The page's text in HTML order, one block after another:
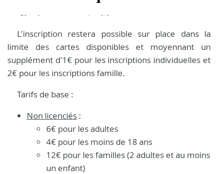
L'inscription restera possible sur place dans la
limite des cartes disponibles et moyennant un
supplément d'1€ pour les inscriptions individuelles et
2€ pour les inscriptions famille.
Tarifs de base :
Non licenciés :
6€ pour les adultes
4€ pour les moins de 18 ans
12€ pour les familles (2 adultes et au moins
un enfant)